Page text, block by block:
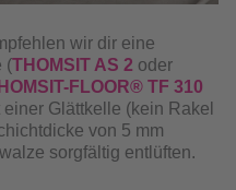
wir dir eine
(THOMSIT AS 2 oder
FLOOR® TF 310
Glättkelle (kein Rakel
von 5 mm
sorgfältig entlüften.